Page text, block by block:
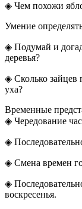
◈ Чем похожи
Умение
◈ Подумай и
деревья?
◈ Сколько зайцев
уха?
Временные
◈ Чередование
◈
◈ Смена времен
◈
воскресенья.